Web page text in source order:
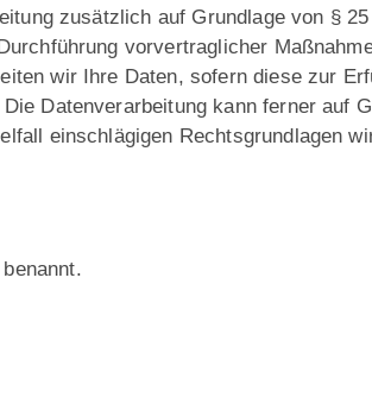
zusätzlich auf Grundlage von §
vorvertraglicher
wir Ihre Daten, sofern diese zur
Datenverarbeitung kann ferner auf
einschlägigen Rechtsgrundlagen